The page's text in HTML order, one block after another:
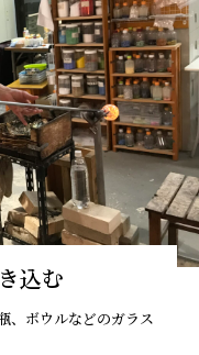
込む
、ボウルなどのガラス